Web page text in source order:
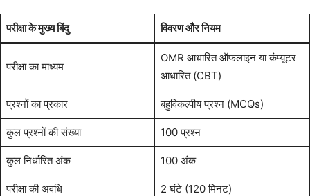
परीक्षा के मुख्य बिंदु विवरण और नियम
परीक्षा का माध्यम
OMR आधारित ऑफलाइन या कंप्यूटर
आधारित (CBT)
प्रश्नों का प्रकार बहुविकल्पीय प्रश्न (MCQs)
कुल प्रश्नों की संख्या 100 प्रश्न
कुल निर्धारित अंक 100 अंक
परीक्षा की अवधि 2 घंटे (120 मिनट)